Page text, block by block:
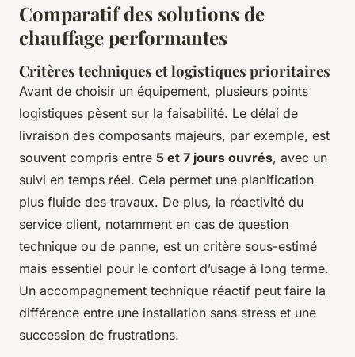
Comparatif des solutions de
chauffage performantes
Critères techniques et logistiques prioritaires
Avant de choisir un équipement, plusieurs points
logistiques pèsent sur la faisabilité. Le délai de
livraison des composants majeurs, par exemple, est
souvent compris entre 5 et 7 jours ouvrés, avec un
suivi en temps réel. Cela permet une planification
plus fluide des travaux. De plus, la réactivité du
service client, notamment en cas de question
technique ou de panne, est un critère sous-estimé
mais essentiel pour le confort d’usage à long terme.
Un accompagnement technique réactif peut faire la
différence entre une installation sans stress et une
succession de frustrations.